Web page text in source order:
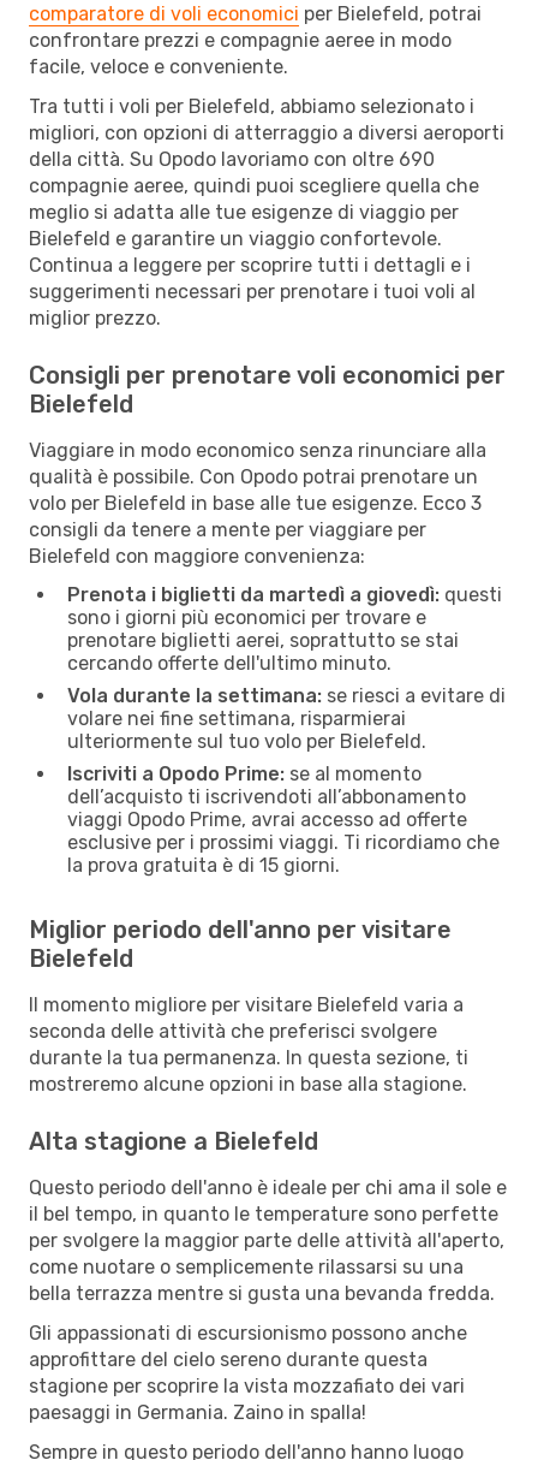
comparatore di voli economici per Bielefeld, potrai
confrontare prezzi e compagnie aeree in modo
facile, veloce e conveniente.
Tra tutti i voli per Bielefeld, abbiamo selezionato i
migliori, con opzioni di atterraggio a diversi aeroporti
della città. Su Opodo lavoriamo con oltre 690
compagnie aeree, quindi puoi scegliere quella che
meglio si adatta alle tue esigenze di viaggio per
Bielefeld e garantire un viaggio confortevole.
Continua a leggere per scoprire tutti i dettagli e i
suggerimenti necessari per prenotare i tuoi voli al
miglior prezzo.
Consigli per prenotare voli economici per
Bielefeld
Viaggiare in modo economico senza rinunciare alla
qualità è possibile. Con Opodo potrai prenotare un
volo per Bielefeld in base alle tue esigenze. Ecco 3
consigli da tenere a mente per viaggiare per
Bielefeld con maggiore convenienza:
Prenota i biglietti da martedì a giovedì: questi
sono i giorni più economici per trovare e
prenotare biglietti aerei, soprattutto se stai
cercando offerte dell'ultimo minuto.
Vola durante la settimana: se riesci a evitare di
volare nei fine settimana, risparmierai
ulteriormente sul tuo volo per Bielefeld.
Iscriviti a Opodo Prime: se al momento
dell’acquisto ti iscrivendoti all’abbonamento
viaggi Opodo Prime, avrai accesso ad offerte
esclusive per i prossimi viaggi. Ti ricordiamo che
la prova gratuita è di 15 giorni.
Miglior periodo dell'anno per visitare
Bielefeld
Il momento migliore per visitare Bielefeld varia a
seconda delle attività che preferisci svolgere
durante la tua permanenza. In questa sezione, ti
mostreremo alcune opzioni in base alla stagione.
Alta stagione a Bielefeld
Questo periodo dell'anno è ideale per chi ama il sole e
il bel tempo, in quanto le temperature sono perfette
per svolgere la maggior parte delle attività all'aperto,
come nuotare o semplicemente rilassarsi su una
bella terrazza mentre si gusta una bevanda fredda.
Gli appassionati di escursionismo possono anche
approfittare del cielo sereno durante questa
stagione per scoprire la vista mozzafiato dei vari
paesaggi in Germania. Zaino in spalla!
Sempre in questo periodo dell'anno hanno luogo